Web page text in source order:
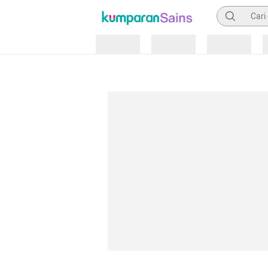
Pencarian